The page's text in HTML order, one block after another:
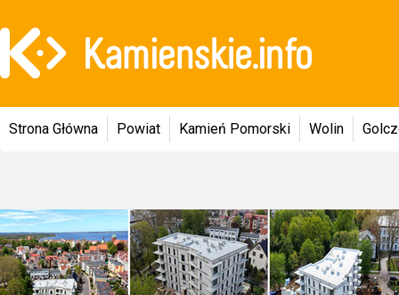
Strona Główna Powiat Kamień Pomorski Wolin